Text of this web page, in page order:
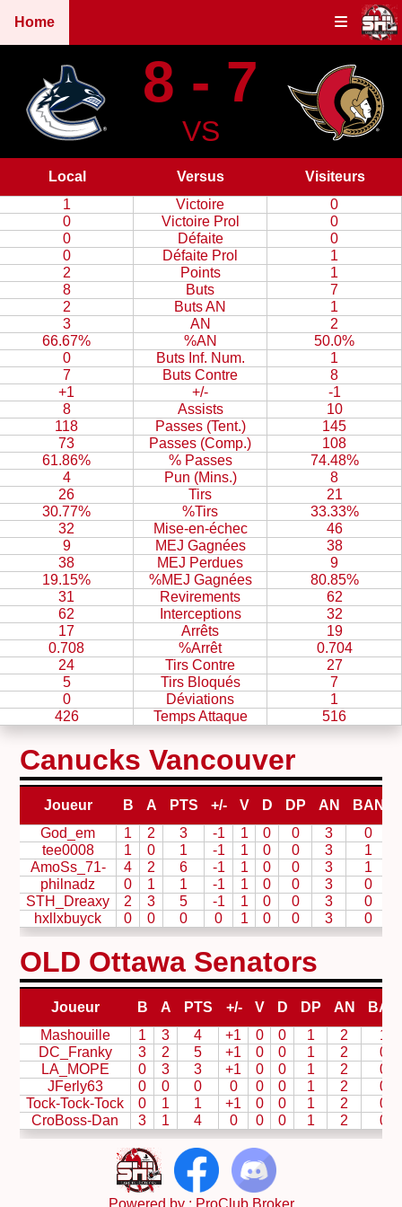
Home
8 - 7
VS
Local Versus
Visiteurs
1
Victoire
0
0
Victoire Prol
0
0
Défaite
0
0
Défaite Prol
1
2
Points
1
8
Buts
7
2
Buts AN
1
3
AN
2
66.67%
%AN
50.0%
0
Buts Inf. Num.
1
7
Buts Contre
8
+1
+/-
-1
8
Assists
10
118
Passes (Tent.)
145
73
Passes (Comp.)
108
61.86%
% Passes
74.48%
4
Pun (Mins.)
8
26
Tirs
21
30.77%
%Tirs
33.33%
32
Mise-en-échec
46
9
MEJ Gagnées
38
38
MEJ Perdues
9
19.15%
%MEJ Gagnées
80.85%
31
Revirements
62
62
Interceptions
32
17
Arrêts
19
0.708
%Arrêt
0.704
24
Tirs Contre
27
5
Tirs Bloqués
7
0
Déviations
1
426
Temps Attaque 516
Canucks Vancouver
Joueur B A PTS +/- V D DP AN BAN
God_em
1 2 3 -1 1 0 0 3
0
tee0008
1 0 1 -1 1 0 0 3
1
AmoSs_71-
4 2 6 -1 1 0 0 3
1
philnadz
0 1 1 -1 1 0 0 3
0
STH_Dreaxy
2 3 5 -1 1 0 0 3
0
hxllxbuyck
0 0 0 0 1 0 0 3 0
OLD Ottawa Senators
Joueur B A PTS +/- V D DP AN
BAN
Mashouille
1 3 4 +1 0 0 1 2
1
DC_Franky
3 2 5 +1 0 0 1 2
0
LA_MOPE
0 3 3 +1 0 0 1 2
0
JFerly63
0 0 0 0 0 0 1 2
0
Tock-Tock-Tock
0 1 1 +1 0 0 1 2
0
CroBoss-Dan
3 1 4 0 0 0 1 2 0
Powered by : ProClub Broker